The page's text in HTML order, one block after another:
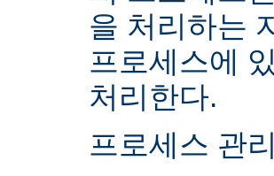
을 처리하는
프로세스에
처리한다.
프로세스 관